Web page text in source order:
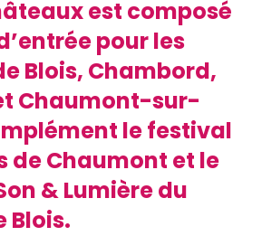
est composé
pour les
Blois, Chambord,
Chaumont-sur-
le festival
de Chaumont et le
& Lumière du
Blois.